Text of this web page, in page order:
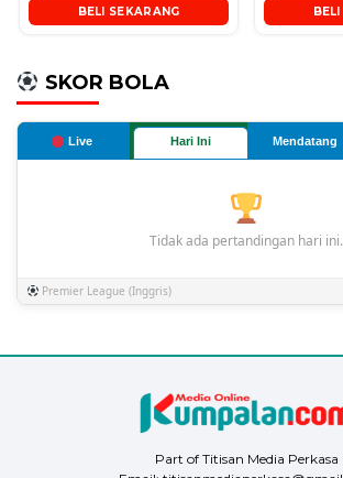
BELI SEKARANG
SKOR BOLA
Live Hari Ini Mendatang
Tidak ada pertandingan hari ini.
Premier League (Inggris)
Part of Titisan Media Perkasa